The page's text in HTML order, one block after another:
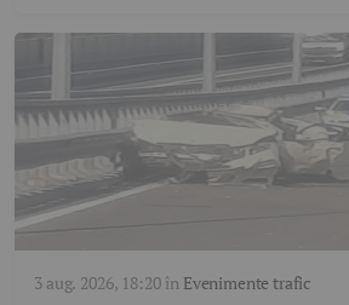
3 aug. 2026, 18:20în Evenimente trafic